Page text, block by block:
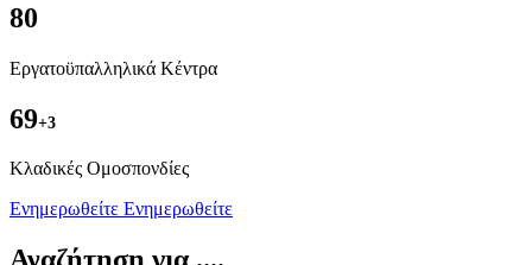
80
Εργατοϋπαλληλικά Κέντρα
69+3
Kλαδικές Ομοσπονδίες
Ενημερωθείτε Ενημερωθείτε